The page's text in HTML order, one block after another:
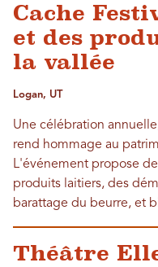
Cache
et des
la vallée
Logan, UT
Une célébration
rend hommage au
L'événement propose
produits laitiers, des
barattage du beurre, et
Théâtre